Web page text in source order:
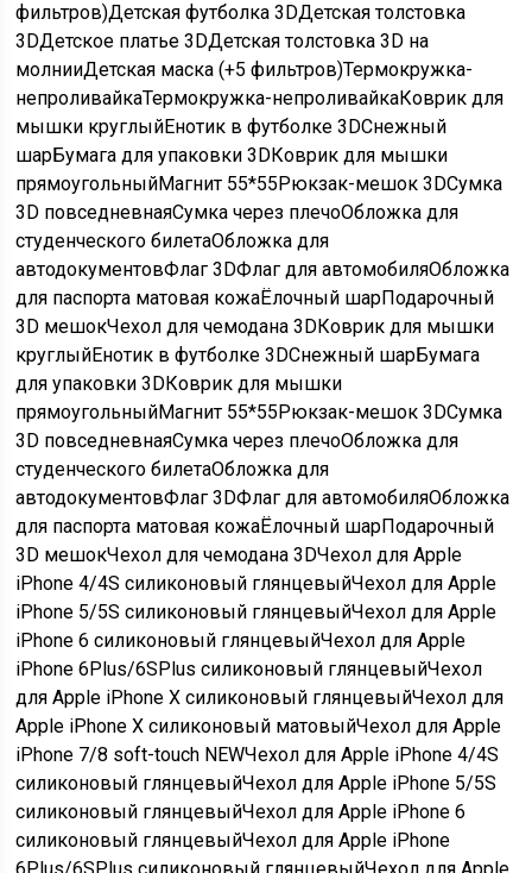
фильтров)Детская футболка 3DДетская толстовка
3DДетское платье 3DДетская толстовка 3D на
молнииДетская маска (+5 фильтров)Термокружка-
непроливайкаТермокружка-непроливайкаКоврик для
мышки круглыйЕнотик в футболке 3DСнежный
шарБумага для упаковки 3DКоврик для мышки
прямоугольныйМагнит 55*55Рюкзак-мешок 3DСумка
3D повседневнаяСумка через плечоОбложка для
студенческого билетаОбложка для
автодокументовФлаг 3DФлаг для автомобиляОбложка
для паспорта матовая кожаЁлочный шарПодарочный
3D мешокЧехол для чемодана 3DКоврик для мышки
круглыйЕнотик в футболке 3DСнежный шарБумага
для упаковки 3DКоврик для мышки
прямоугольныйМагнит 55*55Рюкзак-мешок 3DСумка
3D повседневнаяСумка через плечоОбложка для
студенческого билетаОбложка для
автодокументовФлаг 3DФлаг для автомобиляОбложка
для паспорта матовая кожаЁлочный шарПодарочный
3D мешокЧехол для чемодана 3DЧехол для Apple
iPhone 4/4S силиконовый глянцевыйЧехол для Apple
iPhone 5/5S силиконовый глянцевыйЧехол для Apple
iPhone 6 силиконовый глянцевыйЧехол для Apple
iPhone 6Plus/6SPlus силиконовый глянцевыйЧехол
для Apple iPhone X силиконовый глянцевыйЧехол для
Apple iPhone X силиконовый матовыйЧехол для Apple
iPhone 7/8 soft-touch NEWЧехол для Apple iPhone 4/4S
силиконовый глянцевыйЧехол для Apple iPhone 5/5S
силиконовый глянцевыйЧехол для Apple iPhone 6
силиконовый глянцевыйЧехол для Apple iPhone